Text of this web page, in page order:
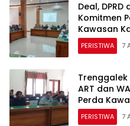
Deal,
Komitmen
Kawasan
PERISTIWA 7
Trenggalek
ART dan
Perda
PERISTIWA 7